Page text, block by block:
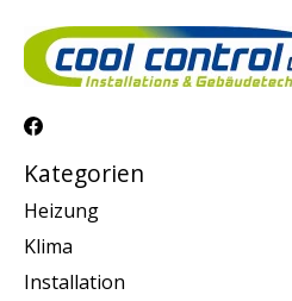
Kategorien
Heizung
Klima
Installation